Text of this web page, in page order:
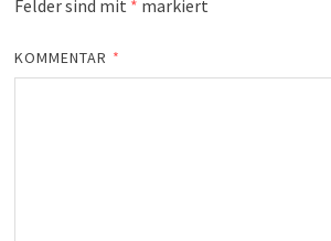
Felder sind mit * markiert
KOMMENTAR *